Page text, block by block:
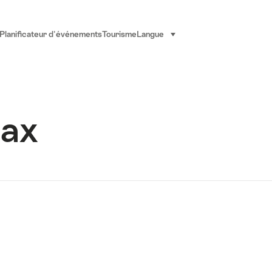
Planificateur d'événementsTourisme Langue sélectionner (cliquer pour